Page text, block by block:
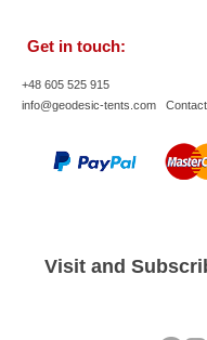
Get in touch:
+48 605 525 915
info@geodesic-tents.com
Visit and